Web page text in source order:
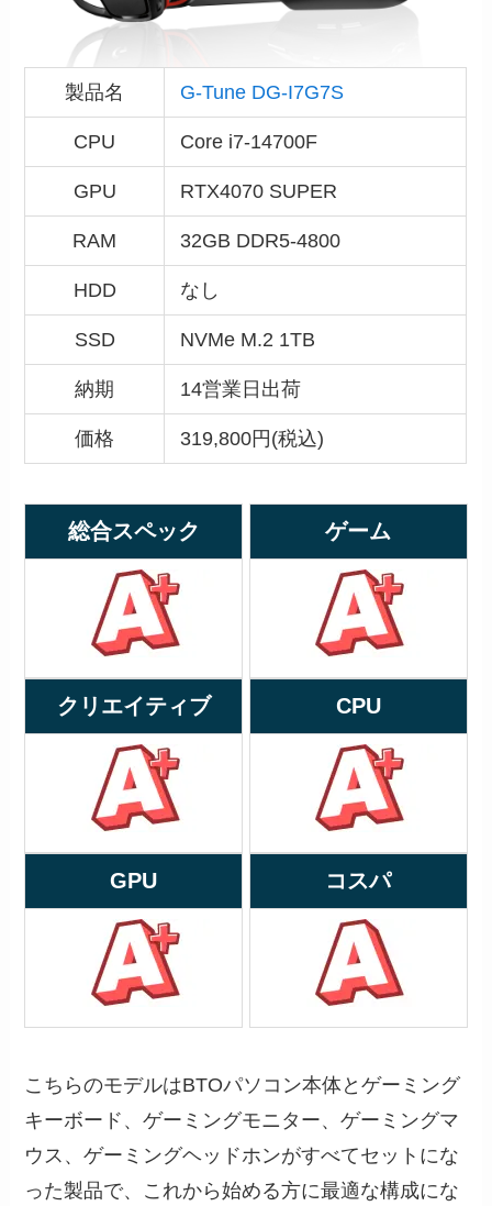
製品名 G-Tune DG-I7G7S
CPU Core i7-14700F
GPU RTX4070 SUPER
RAM 32GB DDR5-4800
HDD なし
SSD NVMe M.2 1TB
納期 14営業日出荷
価格 319,800円(税込)
総合スペック ゲーム
クリエイティブ CPU
GPU コスパ
こちらのモデルはBTOパソコン本体とゲーミング
キーボード、ゲーミングモニター、ゲーミングマ
ウス、ゲーミングヘッドホンがすべてセットにな
った製品で、これから始める方に最適な構成にな